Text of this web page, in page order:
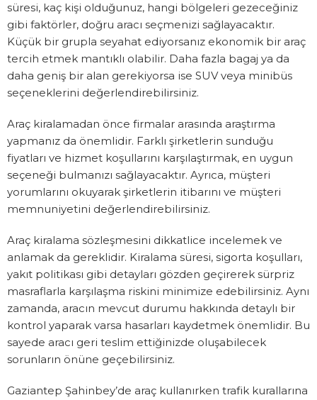
süresi, kaç kişi olduğunuz, hangi bölgeleri gezeceğiniz
gibi faktörler, doğru aracı seçmenizi sağlayacaktır.
Küçük bir grupla seyahat ediyorsanız ekonomik bir araç
tercih etmek mantıklı olabilir. Daha fazla bagaj ya da
daha geniş bir alan gerekiyorsa ise SUV veya minibüs
seçeneklerini değerlendirebilirsiniz.
Araç kiralamadan önce firmalar arasında araştırma
yapmanız da önemlidir. Farklı şirketlerin sunduğu
fiyatları ve hizmet koşullarını karşılaştırmak, en uygun
seçeneği bulmanızı sağlayacaktır. Ayrıca, müşteri
yorumlarını okuyarak şirketlerin itibarını ve müşteri
memnuniyetini değerlendirebilirsiniz.
Araç kiralama sözleşmesini dikkatlice incelemek ve
anlamak da gereklidir. Kiralama süresi, sigorta koşulları,
yakıt politikası gibi detayları gözden geçirerek sürpriz
masraflarla karşılaşma riskini minimize edebilirsiniz. Aynı
zamanda, aracın mevcut durumu hakkında detaylı bir
kontrol yaparak varsa hasarları kaydetmek önemlidir. Bu
sayede aracı geri teslim ettiğinizde oluşabilecek
sorunların önüne geçebilirsiniz.
Gaziantep Şahinbey’de araç kullanırken trafik kurallarına